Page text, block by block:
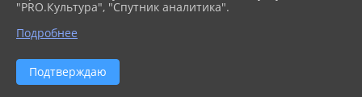
"PRO.Культура", "Спутник аналитика".
Подробнее
Подтверждаю